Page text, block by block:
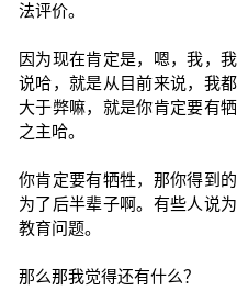
法评价。
因为现在肯定是，嗯，我，
说哈，就是从目前来说，我
大于弊嘛，就是你肯定要有
之主哈。
你肯定要有牺牲，那你得到
为了后半辈子啊。有些人说
教育问题。
那么那我觉得还有什么？